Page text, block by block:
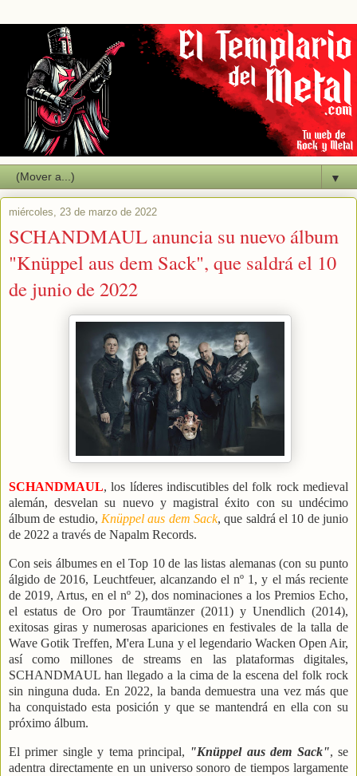
▼
miércoles, 23 de marzo de 2022
SCHANDMAUL anuncia su nuevo álbum
"Knüppel aus dem Sack", que saldrá el 10
de junio de 2022
SCHANDMAUL, los líderes indiscutibles del folk rock medieval
alemán, desvelan su nuevo y magistral éxito con su undécimo
álbum de estudio, Knüppel aus dem Sack, que saldrá el 10 de junio
de 2022 a través de Napalm Records.
Con seis álbumes en el Top 10 de las listas alemanas (con su punto
álgido de 2016, Leuchtfeuer, alcanzando el nº 1, y el más reciente
de 2019, Artus, en el nº 2), dos nominaciones a los Premios Echo,
el estatus de Oro por Traumtänzer (2011) y Unendlich (2014),
exitosas giras y numerosas apariciones en festivales de la talla de
Wave Gotik Treffen, M'era Luna y el legendario Wacken Open Air,
así como millones de streams en las plataformas digitales,
SCHANDMAUL han llegado a la cima de la escena del folk rock
sin ninguna duda. En 2022, la banda demuestra una vez más que
ha conquistado esta posición y que se mantendrá en ella con su
próximo álbum.
El primer single y tema principal, "Knüppel aus dem Sack", se
adentra directamente en un universo sonoro de tiempos largamente